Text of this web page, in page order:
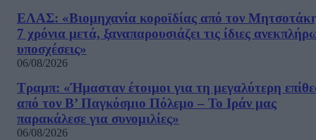
ΕΛΑΣ: «Βιομηχανία κοροϊδίας από τον
7 χρόνια μετά, ξαναπαρουσιάζει τις ίδιες
υποσχέσεις»
06/08/2026
Τραμπ: «Ήμασταν έτοιμοι για τη μεγαλύτερη
από τον Β’ Παγκόσμιο Πόλεμο – Το Ιράν μας
παρακάλεσε για συνομιλίες»
06/08/2026